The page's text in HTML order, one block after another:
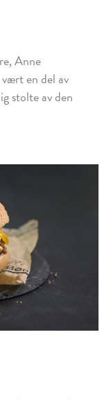
Anne
en del av
stolte av den